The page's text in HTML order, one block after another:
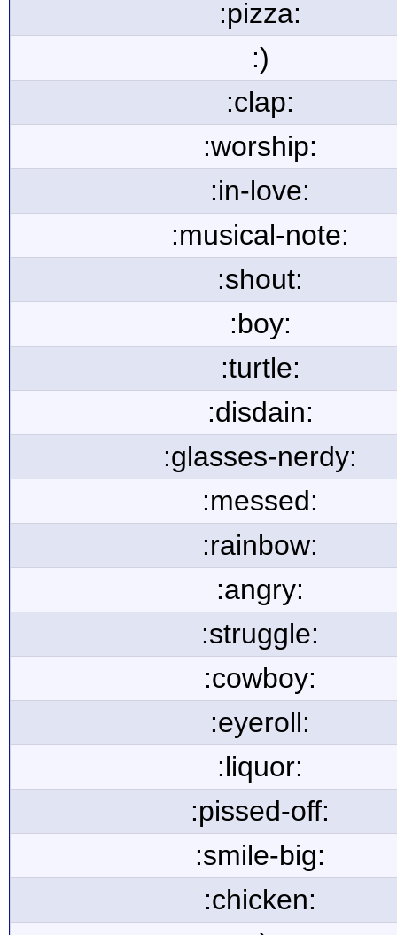
:pizza:
:)
:clap:
:worship:
:in-love:
:musical-note:
:shout:
:boy:
:turtle:
:disdain:
:glasses-nerdy:
:messed:
:rainbow:
:angry:
:struggle:
:cowboy:
:eyeroll:
:liquor:
:pissed-off:
:smile-big:
:chicken: